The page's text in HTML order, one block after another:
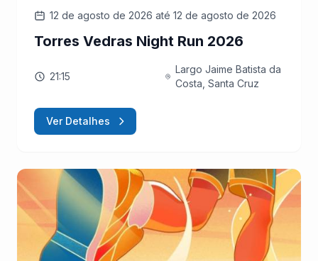
12 de agosto de 2026 até 12 de agosto de 2026
Torres Vedras Night Run 2026
21:15
Largo Jaime Batista da
Costa, Santa Cruz
Ver Detalhes